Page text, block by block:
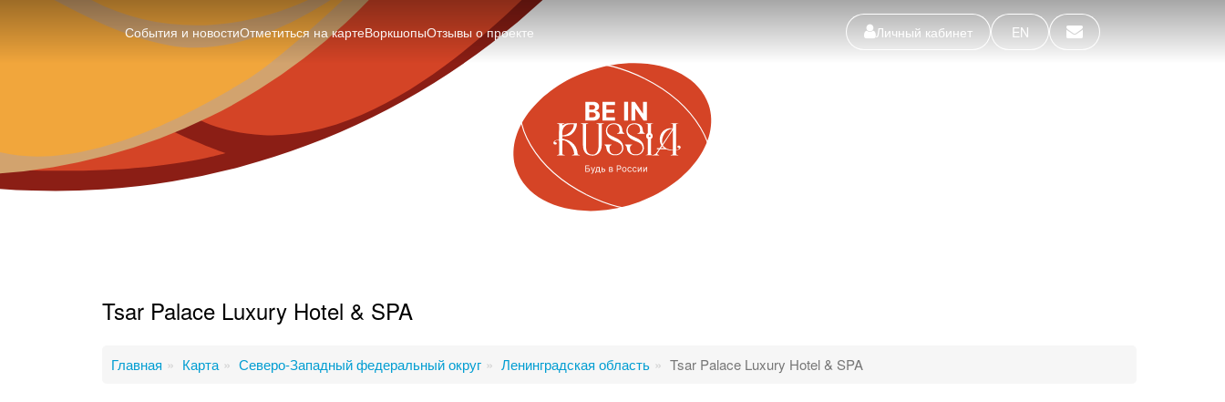
События и новостиОтметиться на картеВоркшопыОтзывы о проекте Личный кабинет EN
Tsar Palace Luxury Hotel & SPA
Главная Карта Северо-Западный федеральный округ Ленинградская область Tsar Palace Luxury Hotel & SPA